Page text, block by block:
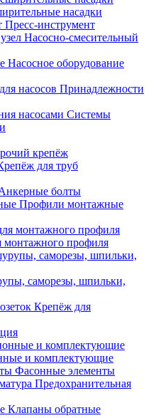
насадки
Пресс-инструмент
Насосно-смесительный
Насосное оборудование
Принадлежности
Системы
крепёж
для труб
болты
Профили монтажные
профиля
саморезы, шпильки,
Крепёж для
и комплектующие
Фасонные элементы
Предохранительная
Клапаны обратные